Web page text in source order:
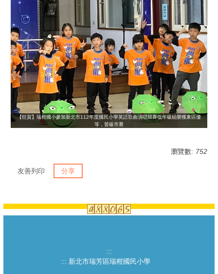
【狂賀】瑞柑國小參加新北市112年度國民小學英語歌曲演唱競賽低年級組榮獲東區優
等，晉級市賽
瀏覽數: 752
友善列印 分享
:::
::: 新北市瑞芳區瑞柑國民小學